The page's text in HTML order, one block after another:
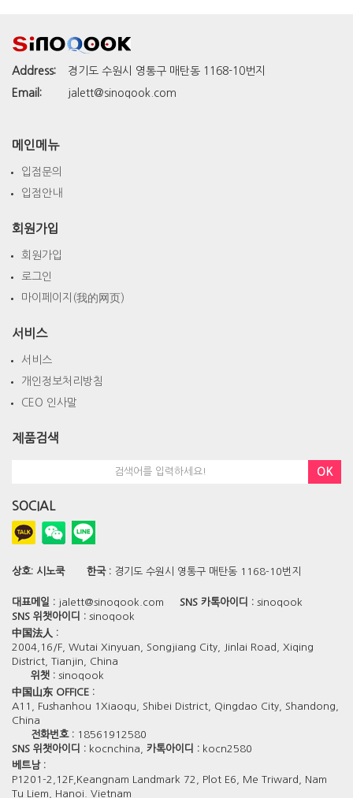
Address:
경기도 수원시 영통구 매탄동 1168-10번지
Email:
jalett@sinoqook.com
메인메뉴
입점문의
입점안내
회원가입
회원가입
로그인
마이페이지(我的网页)
서비스
서비스
개인정보처리방침
CEO 인사말
제품검색
OK
SOCIAL
상호: 시노쿡 한국 : 경기도 수원시 영통구 매탄동 1168-10번지
대표메일 : jalett@sinoqook.com SNS 카톡아이디 : sinoqook
SNS 위챗아이디 : sinoqook
中国法人 :
2004,16/F, Wutai Xinyuan, Songjiang City, Jinlai Road, Xiqing
District, Tianjin, China
위챗 : sinoqook
中国山东 OFFICE :
A11, Fushanhou 1Xiaoqu, Shibei District, Qingdao City, Shandong,
China
전화번호 : 18561912580
SNS 위챗아이디 : kocnchina, 카톡아이디 : kocn2580
베트남 :
P1201-2,12F,Keangnam Landmark 72, Plot E6, Me Triward, Nam
Tu Liem, Hanoi. Vietnam